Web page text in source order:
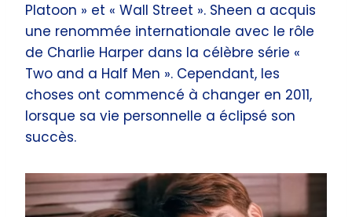
Platoon » et « Wall Street ». Sheen a acquis
une renommée internationale avec le rôle
de Charlie Harper dans la célèbre série «
Two and a Half Men ». Cependant, les
choses ont commencé à changer en 2011,
lorsque sa vie personnelle a éclipsé son
succès.